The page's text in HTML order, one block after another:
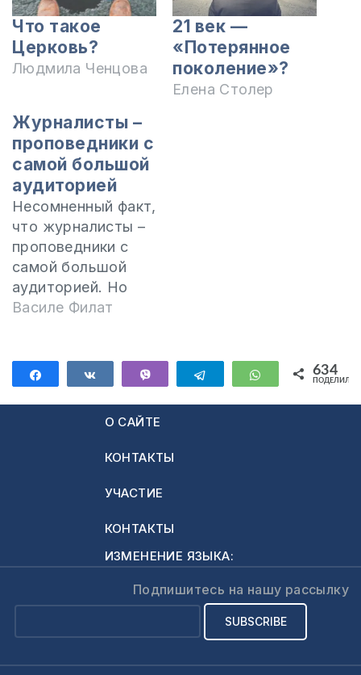
Что такое
Церковь?
Людмила Ченцова
21 век —
«Потерянное
поколение»?
Елена Столер
Журналисты –
проповедники с
самой большой
аудиторией
Несомненный факт,
что журналисты –
проповедники с
самой большой
аудиторией. Но
вот что
Отсутствие
ценностейОчень
много из
журналистов,
ценностей. Таким
образом, они
пропагандируют
эту
сказать,
Василе Филат
ПоделитьсяПоделиться Telegram WhatsApp
634
О САЙТЕ
КОНТАКТЫ
УЧАСТИЕ
КОНТАКТЫ
ИЗМЕНЕНИЕ ЯЗЫКА:
Подпишитесь на нашу рассылку